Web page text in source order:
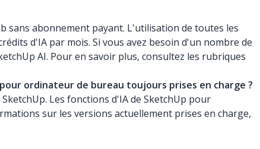
sans abonnement payant. L'utilisation de toutes les
d'IA par mois. Si vous avez besoin d'un nombre de
AI. Pour en savoir plus, consultez les rubriques
ordinateur de bureau toujours prises en charge ?
Les fonctions d'IA de SketchUp pour
sur les versions actuellement prises en charge,